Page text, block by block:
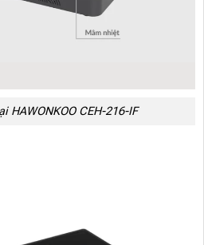
HAWONKOO CEH-216-IF